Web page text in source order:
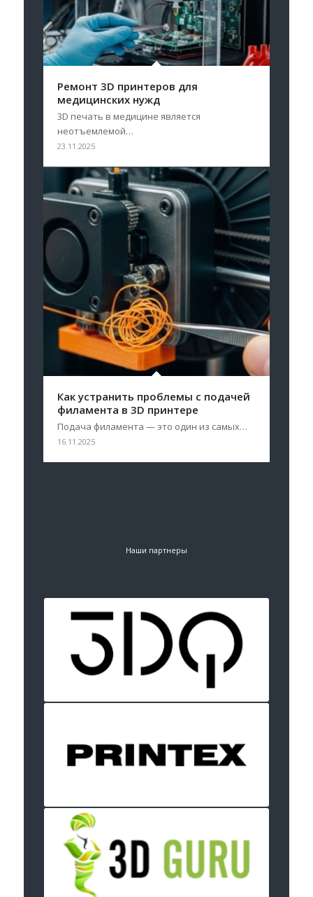
Ремонт 3D принтеров для
медицинских нужд
3D печать в медицине является
неотъемлемой…
23.11.2025
Как устранить проблемы с подачей
филамента в 3D принтере
Подача филамента — это один из самых…
16.11.2025
Наши партнеры